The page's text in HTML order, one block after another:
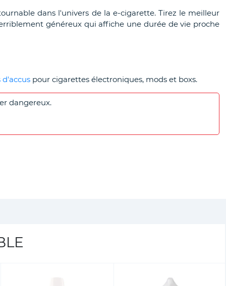
dans l'univers de la e-cigarette. Tirez le meilleur
généreux qui affiche une durée de vie proche
d'accus pour cigarettes électroniques, mods et boxs.
dangereux.